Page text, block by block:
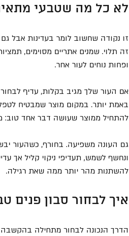
לא כל מה שטבעי
זו נקודה שחשוב לומר בעדינות אבל
זה תלוי. שמנים אתריים מסוימים,
ופחות נוחים לעור אחר.
אם העור שלך מגיב בקלות, עדיף
באמת יותר. במקום מוצר שמבטיח
להתחיל ממוצר שעושה דבר אחד טוב:
גם העונה משפיעה. בחורף, כשהעור
ונחשף לשמש, תעדיפי ניקוי קליל אך
להשתנות מהר יותר ממה שאת רגילה.
איך לבחור סבון פנים
הדרך הנכונה לבחור מתחילה